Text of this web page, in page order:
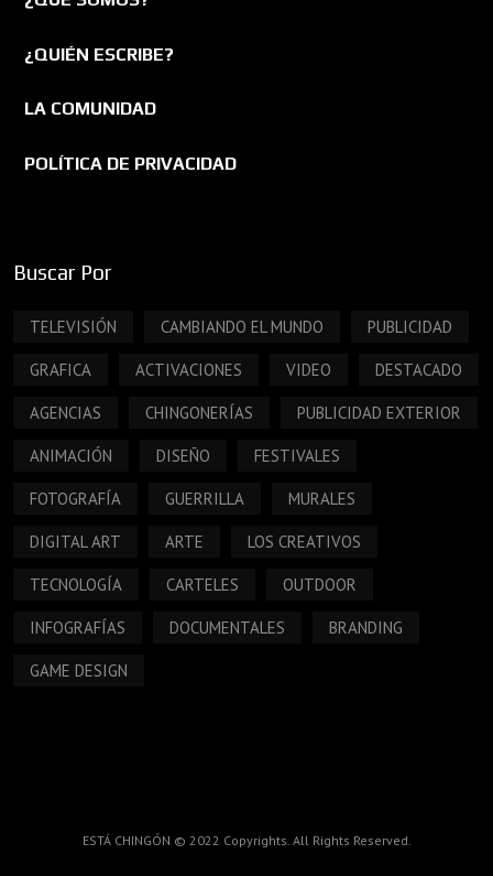
¿QUIÉN ESCRIBE?
LA COMUNIDAD
POLÍTICA DE PRIVACIDAD
Buscar Por
TELEVISIÓN CAMBIANDO EL MUNDO PUBLICIDAD
GRAFICA ACTIVACIONES VIDEO DESTACADO
AGENCIAS CHINGONERÍAS PUBLICIDAD EXTERIOR
ANIMACIÓN DISEÑO FESTIVALES
FOTOGRAFÍA GUERRILLA MURALES
DIGITAL ART ARTE LOS CREATIVOS
TECNOLOGÍA CARTELES OUTDOOR
INFOGRAFÍAS DOCUMENTALES BRANDING
GAME DESIGN
ESTÁ CHINGÓN © 2022 Copyrights. All Rights Reserved.